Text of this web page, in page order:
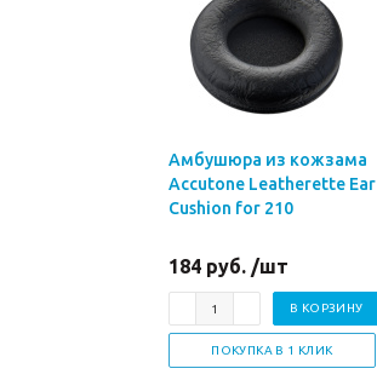
Амбушюра из кожзама
Accutone Leatherette Ear
Cushion for 210
184 руб. /шт
В КОРЗИНУ
ПОКУПКА В 1 КЛИК